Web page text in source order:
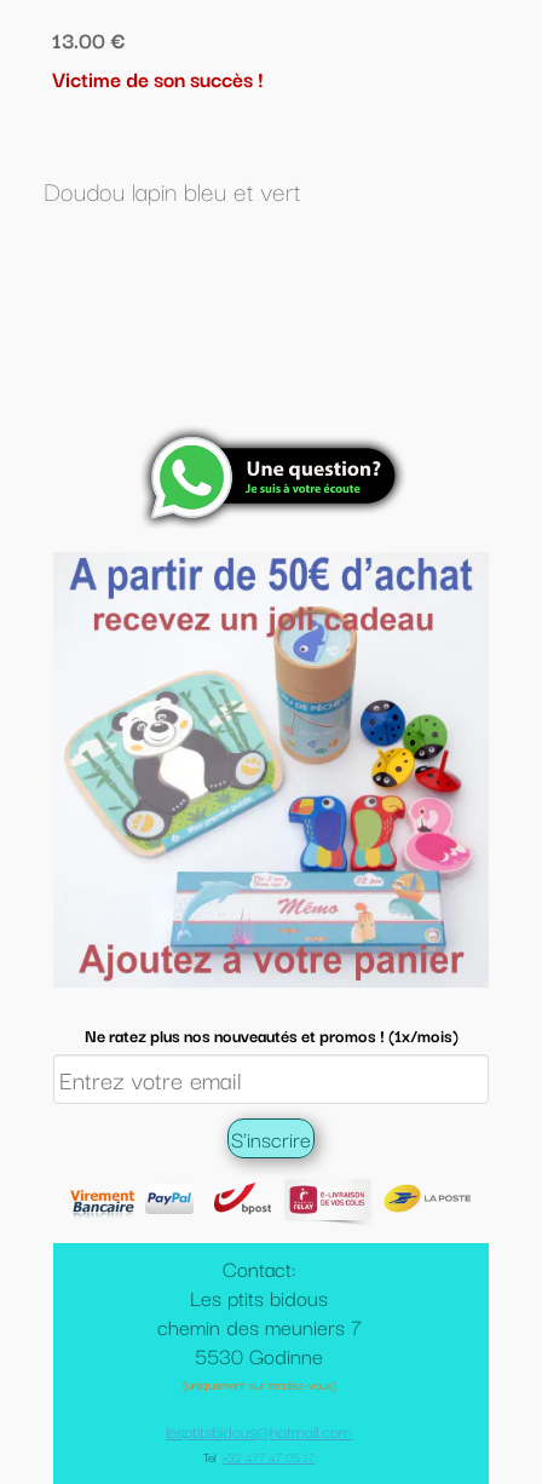
Contact:
Les ptits bidous
chemin des meuniers 7
5530 Godinne
(uniquement sur rendez-vous)
lesptitsbidous@hotmail.com
Tel: +32 477 47 05 17
Ne ratez plus nos nouveautés et promos ! (1x/mois)
13.00 €
Victime de son succès !
Doudou lapin bleu et vert